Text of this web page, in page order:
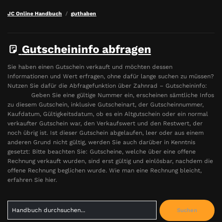
JC Online Handbuch guthaben
Gutscheininfo abfragen
Sie haben einen Gutschein verkauft und möchten dessen
Informationen und Wert erfragen, ohne dafür lange suchen zu müssen?
Nutzen Sie dafür die Abfragefunktion über Zahnrad – Gutscheininfo:
Geben Sie eine gültige Nummer ein, erscheinen sämtliche Infos
zu diesem Gutschein, inklusive Gutscheinart, der Gutscheinnummer,
Kaufdatum, Gültigkeitsdatum, ob es ein Altgutschein oder ein normal
verkaufter Gutschein war, den Verkaufswert und den Restwert, der
noch übrig ist. Ist dieser Gutschein abgelaufen, leer oder aus einem
anderen Grund nicht gültig, werden Sie auch darüber in Kenntnis
gesetzt: Bitte beachten Sie: Gutscheine, welche über eine offene
Rechnung verkauft wurden, sind erst gültig und einlösbar, nachdem die
offene Rechnung beglichen wurde. Wie man eine Rechnung bleicht,
erfahren Sie hier.
for:
Suchen